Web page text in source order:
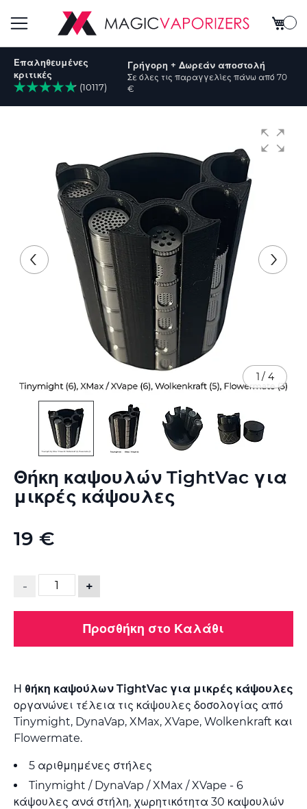
Εναλλαγή
Πλοήγησης
Το
Επαληθευμένες
κριτικές
(10117)
Γρήγορη + Δωρεάν αποστολή
Σε όλες τις παραγγελίες πάνω από 70
€
Θήκη καψουλών TightVac για
μικρές κάψουλες
19 €
- +
Προσθήκη στο Καλάθι
Η θήκη καψούλων TightVac για μικρές κάψουλες
οργανώνει τέλεια τις κάψουλες δοσολογίας από
Tinymight, DynaVap, XMax, XVape, Wolkenkraft και
Flowermate.
5 αριθμημένες στήλες
Tinymight / DynaVap / XMax / XVape - 6
κάψουλες ανά στήλη, χωρητικότητα 30 καψουλών
συλλογής
1 / 4
στην
αρχή
της
εικόνων